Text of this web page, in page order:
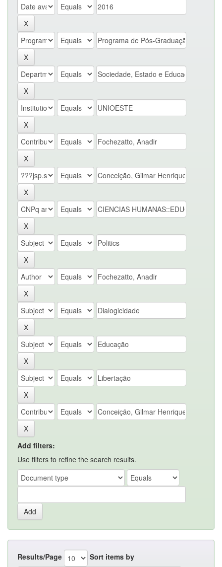
Add filters:
Use filters to refine the search results.
Results/Page Sort items by